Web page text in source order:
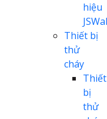
hiệu
Thiết bị
thử
cháy
Thiết
bị
thử